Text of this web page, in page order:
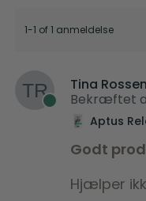
1-1 of 1 anmeldelse
Tina Rossen
Bekræftet
Aptus
Godt
Hjælper